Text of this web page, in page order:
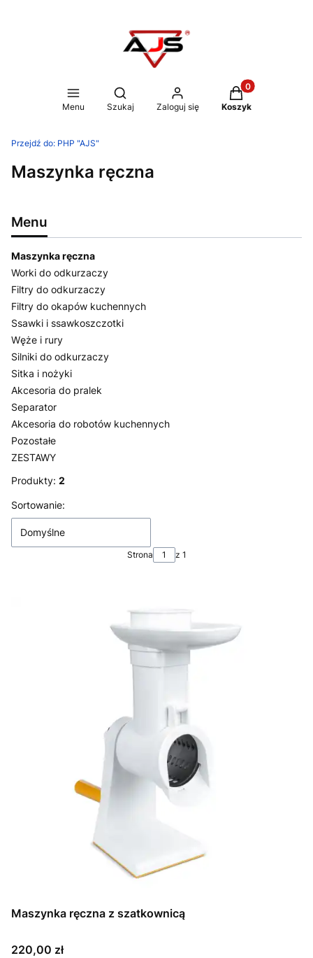
Menu
Otwórz wyszukiwarkę
Szukaj Zaloguj się
Produkty w
Koszyk
Przejdź do: PHP "AJS"
Maszynka ręczna
Menu
Maszynka ręczna
Worki do odkurzaczy
Filtry do odkurzaczy
Filtry do okapów kuchennych
Ssawki i ssawkoszczotki
Węże i rury
Silniki do odkurzaczy
Sitka i nożyki
Akcesoria do pralek
Separator
Akcesoria do robotów kuchennych
Pozostałe
ZESTAWY
Koniec menu
Produkty: 2
Lista produktów
Sortowanie:
Domyślne
Strona z 1
Maszynka ręczna z szatkownicą
Cena
220,00 zł